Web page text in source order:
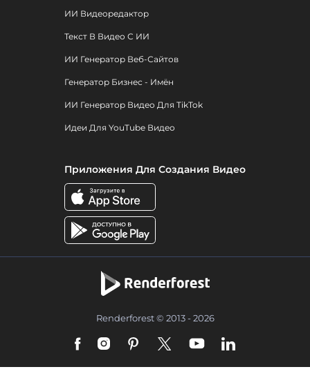
ИИ Видеоредактор
Текст В Видео С ИИ
ИИ Генератор Веб-Сайтов
Генератор Бизнес - Имён
ИИ Генератор Видео Для TikTok
Идеи Для YouTube Видео
Приложения Для Создания Видео
Renderforest © 2013 - 2026